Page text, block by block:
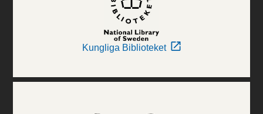
Kungliga Biblioteket